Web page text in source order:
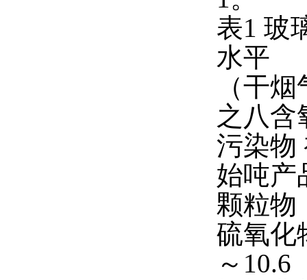
表1 玻
水平
（干
之八含
污染物
始吨产
颗粒物
硫氧化
～10.6